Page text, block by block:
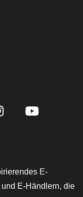
E-
E-Händlern, die